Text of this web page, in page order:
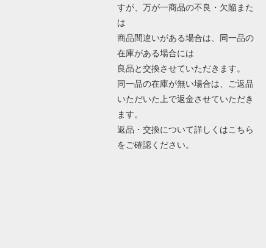
すが、万が一商品の不良・欠陥また
は
商品間違いがある場合は、同一品の
在庫がある場合には
良品と交換させていただきます。
同一品の在庫が無い場合は、ご返品
いただいた上で返金させていただき
ます。
返品・交換について詳しくはこちら
をご確認ください。